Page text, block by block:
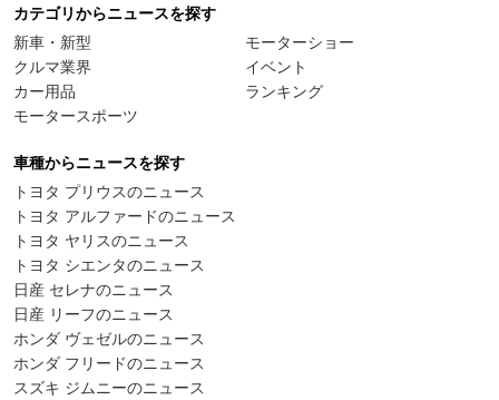
カテゴリからニュースを探す
新車・新型
クルマ業界
カー用品
モータースポーツ
モーターショー
イベント
ランキング
車種からニュースを探す
トヨタ プリウスのニュース
トヨタ アルファードのニュース
トヨタ ヤリスのニュース
トヨタ シエンタのニュース
日産 セレナのニュース
日産 リーフのニュース
ホンダ ヴェゼルのニュース
ホンダ フリードのニュース
スズキ ジムニーのニュース